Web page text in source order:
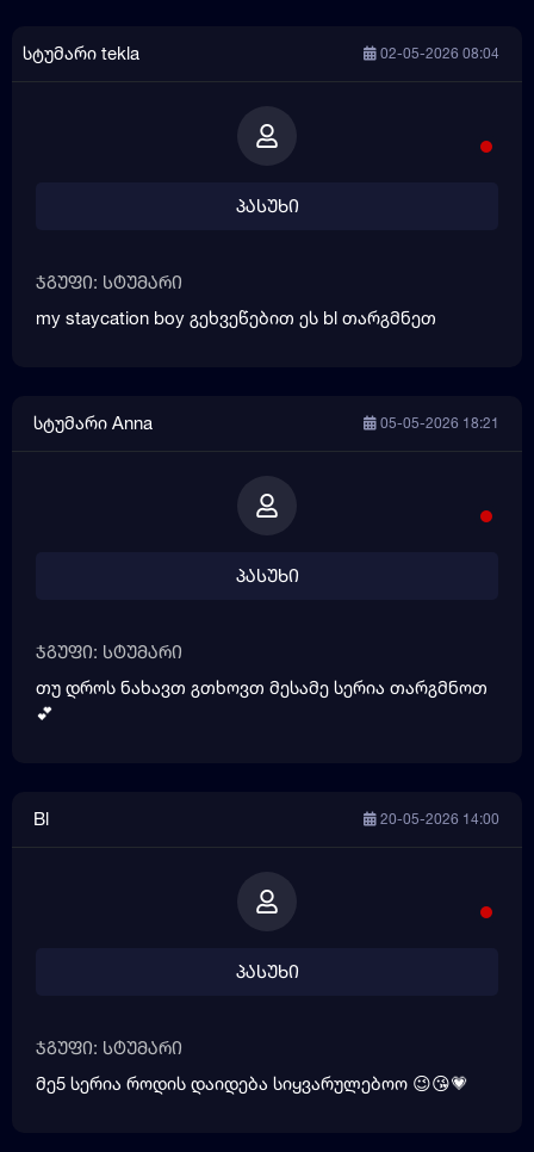
სტუმარი tekla 02-05-2026 08:04
პასუხი
ჯგუფი: სტუმარი
my staycation boy გეხვეწებით ეს bl თარგმნეთ
სტუმარი Anna 05-05-2026 18:21
პასუხი
ჯგუფი: სტუმარი
თუ დროს ნახავთ გთხოვთ მესამე სერია თარგმნოთ
💕
Bl 20-05-2026 14:00
პასუხი
ჯგუფი: სტუმარი
მე5 სერია როდის დაიდება სიყვარულებოო 😉😘💗